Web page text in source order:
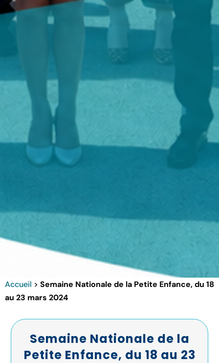
Accueil > Semaine Nationale de la Petite Enfance, du 18
au 23 mars 2024
Semaine Nationale de la
Petite Enfance, du 18 au 23